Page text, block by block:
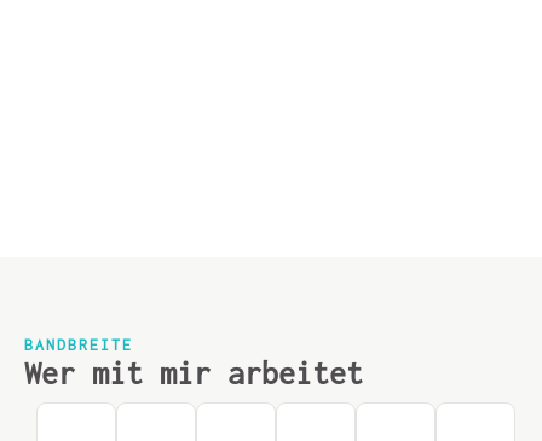
BANDBREITE
Wer mit mir arbeitet